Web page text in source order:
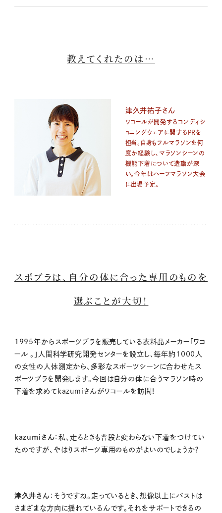
教えてくれたのは…
津久井祐子さん
ワコールが開発するコンディシ
ョニングウェアに関するPRを
担当。自身もフルマラソンを何
度か経験し、マラソンシーンの
機能下着について造詣が深
い。今年はハーフマラソン大会
に出場予定。
スポブラは、自分の体に合った専用のものを
選ぶことが大切！
1995年からスポーツブラを販売している衣料品メーカー「ワコ
ール 。」人間科学研究開発センターを設立し、毎年約1000人
の女性の人体測定から、多彩なスポーツシーンに合わせたス
ポーツブラを開発します。今回は自分の体に合うマラソン時の
下着を求めてkazumiさんがワコールを訪問！
kazumiさん：私、走るときも普段と変わらない下着をつけてい
たのですが、やはりスポーツ専用のものがよいのでしょうか？
津久井さん ：そうですね。走っているとき、想像以上にバストは
さまざまな方向に揺れているんです。それをサポートできるの